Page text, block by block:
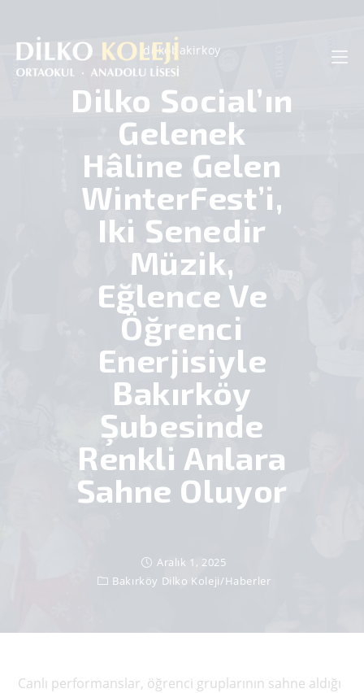
dilkobakirkoy
Dilko Social’ın
Gelenek
Hâline Gelen
WinterFest’i,
Iki Senedir
Müzik,
Eğlence Ve
Öğrenci
Enerjisiyle
Bakırköy
Şubesinde
Renkli Anlara
Sahne Oluyor
Aralık 1, 2025
Bakırköy Dilko Koleji/Haberler
Canlı performanslar, öğrenci gruplarının sahne aldığı